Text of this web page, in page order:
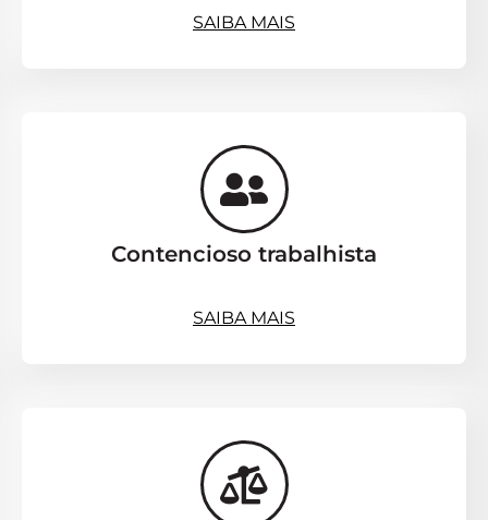
SAIBA MAIS
Contencioso trabalhista
SAIBA MAIS